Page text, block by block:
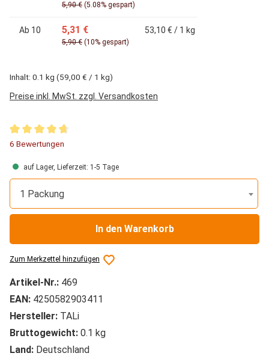
5,90 € (5.08% gespart)
Ab 10 5,31 €
5,90 € (10% gespart)
53,10 € / 1 kg
Inhalt: 0.1 kg (59,00 € / 1 kg)
Preise inkl. MwSt. zzgl. Versandkosten
Durchschnittliche Bewertung von 4.67 von 5 Sternen
6 Bewertungen
auf Lager, Lieferzeit: 1-5 Tage
1 Packung
In den Warenkorb
Zum Merkzettel hinzufügen
Artikel-Nr.: 469
EAN: 4250582903411
Hersteller: TALi
Bruttogewicht: 0.1 kg
Land: Deutschland